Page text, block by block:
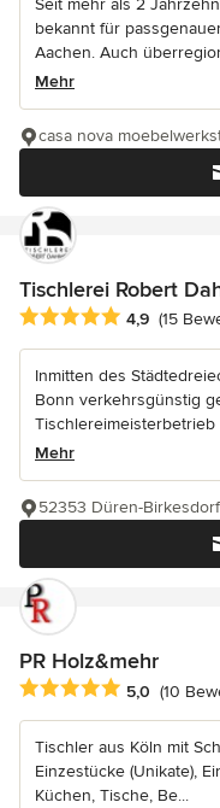
Seit mehr als 2
bekannt für
Aachen. Auch
Mehr
casa nova
Tischlerei Robert
Durchschnittliche
4,9 (15
Inmitten des
Bonn verkehrsgünstig
Tischlereimeisterbetrieb
Mehr
52353 Düren-Birkesdorf
PR Holz&mehr
Durchschnittliche
5,0 (10
Tischler aus Köln mit
Einzestücke (Unikate),
Küchen, Tische, Be...